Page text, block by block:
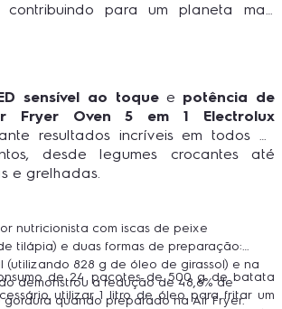
contribuindo para um planeta mais
sensível ao toque e potência de
Fryer Oven 5 em 1 Electrolux
resultados incríveis em todos os
desde legumes crocantes até
e grelhadas.
nutricionista com iscas de peixe
tilápia) e duas formas de preparação:
(utilizando 828 g de óleo de girassol) e na
demonstrou a redução de 48,6% de
gordura quando preparado na Air Fryer.
de 24 pacotes de 500 g de batata
utilizar 1 litro de óleo para fritar um